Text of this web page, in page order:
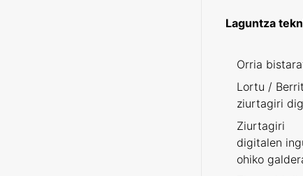
Laguntza
Orria
Lortu /
ziurtagiri
Ziurtagiri
digitalen
ohiko